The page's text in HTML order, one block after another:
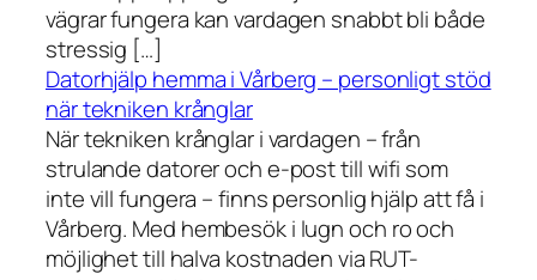
vägrar fungera kan vardagen snabbt bli både
stressig […]
Datorhjälp hemma i Vårberg – personligt stöd
när tekniken krånglar
När tekniken krånglar i vardagen – från
strulande datorer och e-post till wifi som
inte vill fungera – finns personlig hjälp att få i
Vårberg. Med hembesök i lugn och ro och
möjlighet till halva kostnaden via RUT-